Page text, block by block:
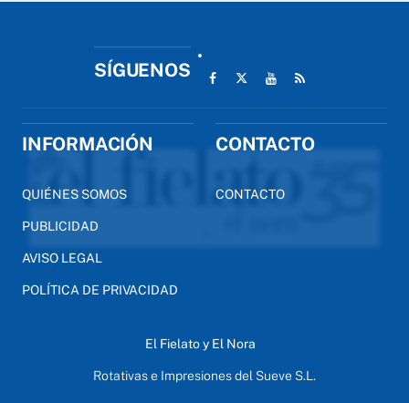
SÍGUENOS
INFORMACIÓN
QUIÉNES SOMOS
PUBLICIDAD
AVISO LEGAL
POLÍTICA DE PRIVACIDAD
CONTACTO
CONTACTO
El Fielato y El Nora
Rotativas e Impresiones del Sueve S.L.